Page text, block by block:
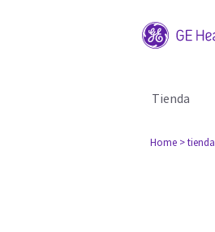
Tienda
Home > tienda